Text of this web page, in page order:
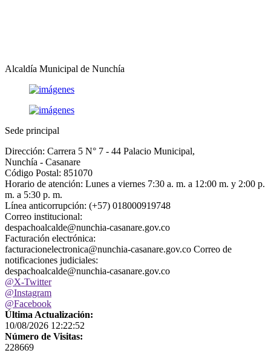
Alcaldía Municipal de Nunchía
Sede principal
Dirección: Carrera 5 N° 7 - 44 Palacio Municipal,
Nunchía - Casanare
Código Postal: 851070
Horario de atención: Lunes a viernes 7:30 a. m. a 12:00 m. y 2:00 p.
m. a 5:30 p. m.
Línea anticorrupción: (+57) 018000919748
Correo institucional:
despachoalcalde@nunchia-casanare.gov.co
Facturación electrónica:
facturacionelectronica@nunchia-casanare.gov.co Correo de
notificaciones judiciales:
despachoalcalde@nunchia-casanare.gov.co
@X-Twitter
@Instagram
@Facebook
Última Actualización:
10/08/2026 12:22:52
Número de Visitas:
228669